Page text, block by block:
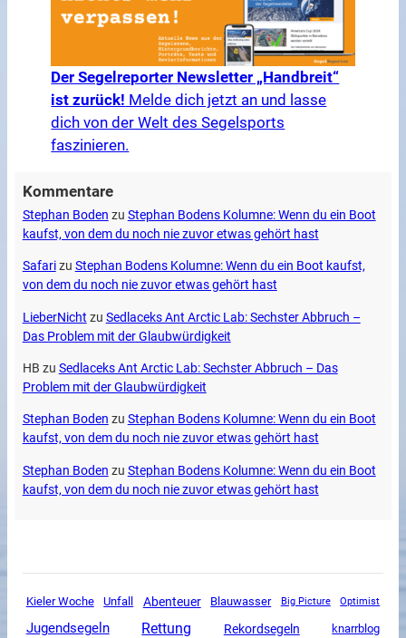
Der Segelreporter Newsletter „Handbreit“
ist zurück! Melde dich jetzt an und lasse
dich von der Welt des Segelsports
faszinieren.
Kommentare
Stephan Boden zu Stephan Bodens Kolumne: Wenn du ein Boot
kaufst, von dem du noch nie zuvor etwas gehört hast
Safarizu Stephan Bodens Kolumne: Wenn du ein Boot kaufst,
von dem du noch nie zuvor etwas gehört hast
LieberNicht zu Sedlaceks Ant Arctic Lab: Sechster Abbruch –
Das Problem mit der Glaubwürdigkeit
HB zu Sedlaceks Ant Arctic Lab: Sechster Abbruch – Das
Problem mit der Glaubwürdigkeit
Stephan Boden zu Stephan Bodens Kolumne: Wenn du ein Boot
kaufst, von dem du noch nie zuvor etwas gehört hast
Stephan Boden zu Stephan Bodens Kolumne: Wenn du ein Boot
kaufst, von dem du noch nie zuvor etwas gehört hast
Kieler Woche Unfall Abenteuer Blauwasser Big Picture Optimist
Jugendsegeln Rettung Rekordsegeln knarrblog